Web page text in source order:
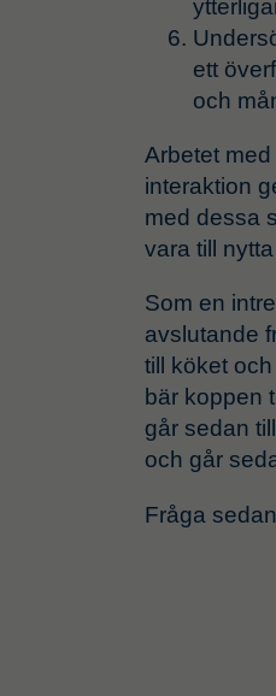
ett
och
Arbetet med
interaktion
med dessa
vara till
Som en
avslutande
till köket
bär koppen
går sedan
och går
Fråga